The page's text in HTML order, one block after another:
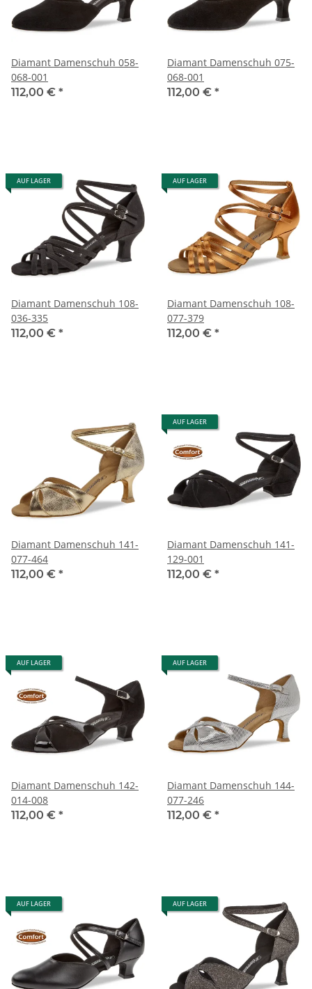
Diamant Damenschuh 058-
068-001
112,00 € *
Diamant Damenschuh 075-
068-001
112,00 € *
AUF LAGER
Diamant Damenschuh 108-
036-335
112,00 € *
AUF LAGER
Diamant Damenschuh 108-
077-379
112,00 € *
Diamant Damenschuh 141-
077-464
112,00 € *
AUF LAGER
Diamant Damenschuh 141-
129-001
112,00 € *
AUF LAGER
Diamant Damenschuh 142-
014-008
112,00 € *
AUF LAGER
Diamant Damenschuh 144-
077-246
112,00 € *
AUF LAGER AUF LAGER